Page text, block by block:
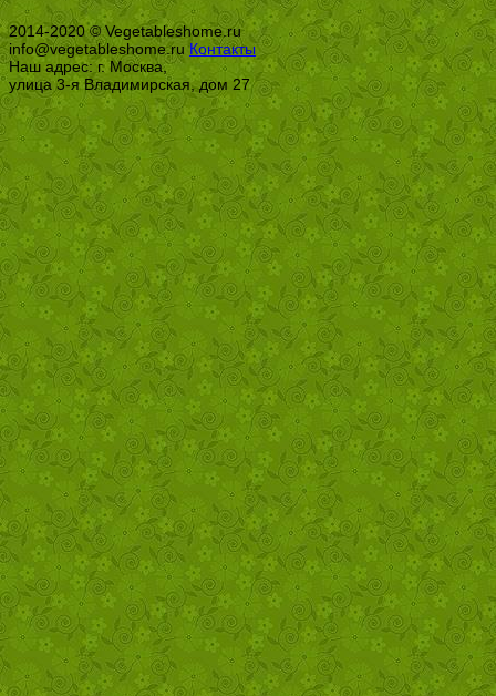
2014-2020 © Vegetableshome.ru
info@vegetableshome.ruКонтакты
Наш адрес: г. Москва,
улица 3-я Владимирская, дом 27